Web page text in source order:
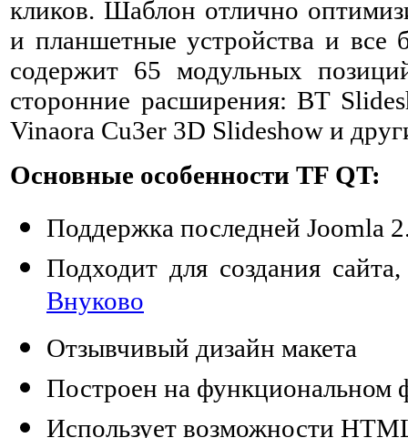
кликов. Шаблон отлично
и планшетные устройства и все
содержит 65 модульных
сторонние расширения: BT
Vinaora Cu3er 3D Slideshow и
Основные особенности TF QT:
Поддержка последней Joomla
Подходит для создания
Внуково
Отзывчивый дизайн макета
Построен на функциональном
Использует возможности